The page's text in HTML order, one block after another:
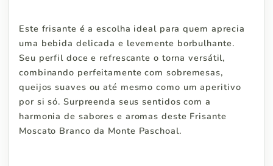
Este frisante é a escolha ideal para quem aprecia
uma bebida delicada e levemente borbulhante.
Seu perfil doce e refrescante o torna versátil,
combinando perfeitamente com sobremesas,
queijos suaves ou até mesmo como um aperitivo
por si só. Surpreenda seus sentidos com a
harmonia de sabores e aromas deste Frisante
Moscato Branco da Monte Paschoal.